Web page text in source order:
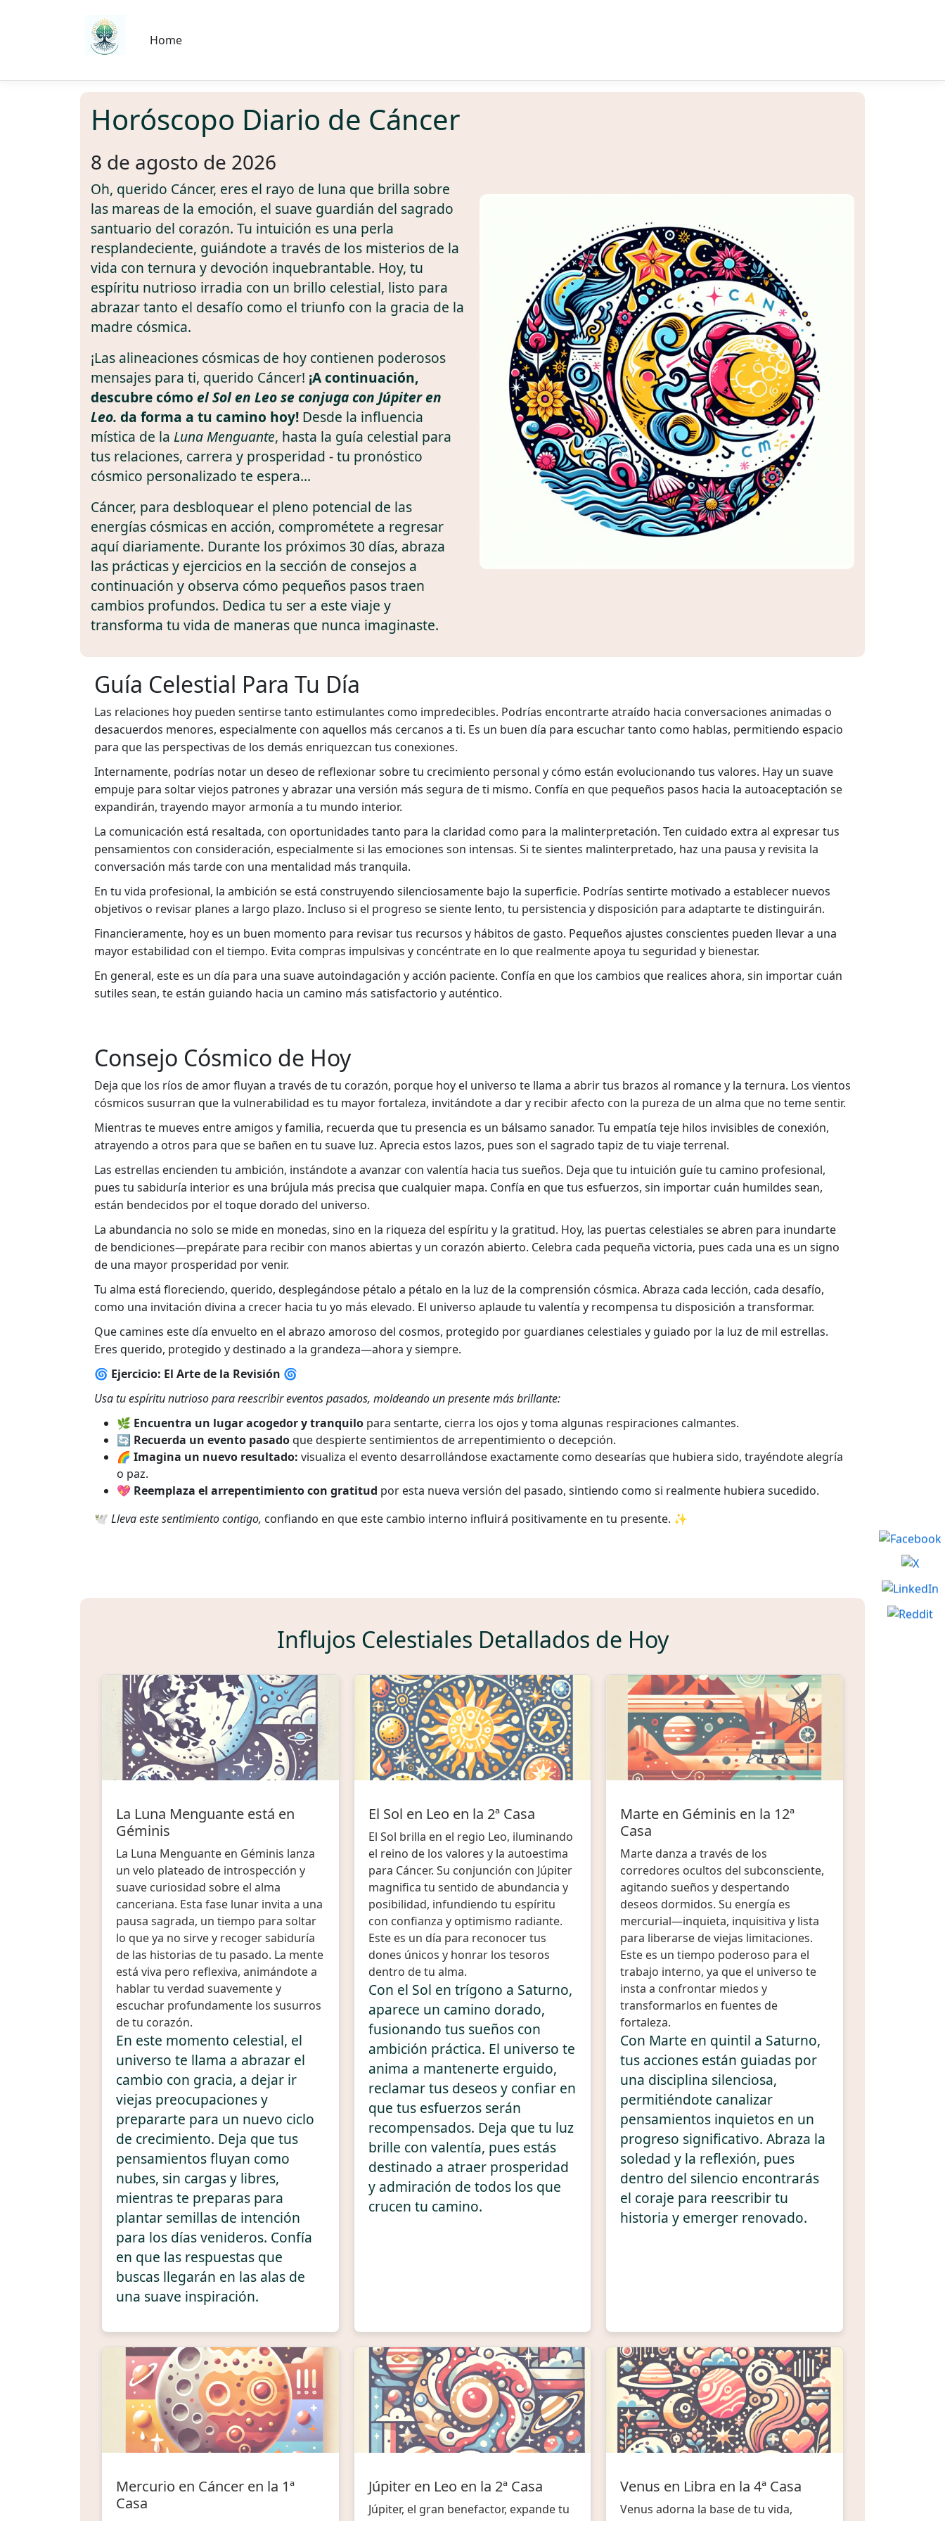
Home
Horóscopo Diario de Cáncer
8 de agosto de 2026
Oh, querido Cáncer, eres el rayo de luna que brilla sobre
las mareas de la emoción, el suave guardián del sagrado
santuario del corazón. Tu intuición es una perla
resplandeciente, guiándote a través de los misterios de la
vida con ternura y devoción inquebrantable. Hoy, tu
espíritu nutrioso irradia con un brillo celestial, listo para
abrazar tanto el desafío como el triunfo con la gracia de la
madre cósmica.
¡Las alineaciones cósmicas de hoy contienen poderosos
mensajes para ti, querido Cáncer! ¡A continuación,
descubre cómo el Sol en Leo se conjuga con Júpiter en
Leo. da forma a tu camino hoy! Desde la influencia
mística de la Luna Menguante, hasta la guía celestial para
tus relaciones, carrera y prosperidad - tu pronóstico
cósmico personalizado te espera...
Cáncer, para desbloquear el pleno potencial de las
energías cósmicas en acción, comprométete a regresar
aquí diariamente. Durante los próximos 30 días, abraza
las prácticas y ejercicios en la sección de consejos a
continuación y observa cómo pequeños pasos traen
cambios profundos. Dedica tu ser a este viaje y
transforma tu vida de maneras que nunca imaginaste.
Guía Celestial Para Tu Día
Las relaciones hoy pueden sentirse tanto estimulantes como impredecibles. Podrías encontrarte atraído hacia conversaciones animadas o
desacuerdos menores, especialmente con aquellos más cercanos a ti. Es un buen día para escuchar tanto como hablas, permitiendo espacio
para que las perspectivas de los demás enriquezcan tus conexiones.
Internamente, podrías notar un deseo de reflexionar sobre tu crecimiento personal y cómo están evolucionando tus valores. Hay un suave
empuje para soltar viejos patrones y abrazar una versión más segura de ti mismo. Confía en que pequeños pasos hacia la autoaceptación se
expandirán, trayendo mayor armonía a tu mundo interior.
La comunicación está resaltada, con oportunidades tanto para la claridad como para la malinterpretación. Ten cuidado extra al expresar tus
pensamientos con consideración, especialmente si las emociones son intensas. Si te sientes malinterpretado, haz una pausa y revisita la
conversación más tarde con una mentalidad más tranquila.
En tu vida profesional, la ambición se está construyendo silenciosamente bajo la superficie. Podrías sentirte motivado a establecer nuevos
objetivos o revisar planes a largo plazo. Incluso si el progreso se siente lento, tu persistencia y disposición para adaptarte te distinguirán.
Financieramente, hoy es un buen momento para revisar tus recursos y hábitos de gasto. Pequeños ajustes conscientes pueden llevar a una
mayor estabilidad con el tiempo. Evita compras impulsivas y concéntrate en lo que realmente apoya tu seguridad y bienestar.
En general, este es un día para una suave autoindagación y acción paciente. Confía en que los cambios que realices ahora, sin importar cuán
sutiles sean, te están guiando hacia un camino más satisfactorio y auténtico.
Consejo Cósmico de Hoy
Deja que los ríos de amor fluyan a través de tu corazón, porque hoy el universo te llama a abrir tus brazos al romance y la ternura. Los vientos
cósmicos susurran que la vulnerabilidad es tu mayor fortaleza, invitándote a dar y recibir afecto con la pureza de un alma que no teme sentir.
Mientras te mueves entre amigos y familia, recuerda que tu presencia es un bálsamo sanador. Tu empatía teje hilos invisibles de conexión,
atrayendo a otros para que se bañen en tu suave luz. Aprecia estos lazos, pues son el sagrado tapiz de tu viaje terrenal.
Las estrellas encienden tu ambición, instándote a avanzar con valentía hacia tus sueños. Deja que tu intuición guíe tu camino profesional,
pues tu sabiduría interior es una brújula más precisa que cualquier mapa. Confía en que tus esfuerzos, sin importar cuán humildes sean,
están bendecidos por el toque dorado del universo.
La abundancia no solo se mide en monedas, sino en la riqueza del espíritu y la gratitud. Hoy, las puertas celestiales se abren para inundarte
de bendiciones—prepárate para recibir con manos abiertas y un corazón abierto. Celebra cada pequeña victoria, pues cada una es un signo
de una mayor prosperidad por venir.
Tu alma está floreciendo, querido, desplegándose pétalo a pétalo en la luz de la comprensión cósmica. Abraza cada lección, cada desafío,
como una invitación divina a crecer hacia tu yo más elevado. El universo aplaude tu valentía y recompensa tu disposición a transformar.
Que camines este día envuelto en el abrazo amoroso del cosmos, protegido por guardianes celestiales y guiado por la luz de mil estrellas.
Eres querido, protegido y destinado a la grandeza—ahora y siempre.
🌀 Ejercicio: El Arte de la Revisión 🌀
Usa tu espíritu nutrioso para reescribir eventos pasados, moldeando un presente más brillante:
🌿 Encuentra un lugar acogedor y tranquilo para sentarte, cierra los ojos y toma algunas respiraciones calmantes.
🔄 Recuerda un evento pasadoque despierte sentimientos de arrepentimiento o decepción.
🌈 Imagina un nuevo resultado: visualiza el evento desarrollándose exactamente como desearías que hubiera sido, trayéndote alegría
o paz.
💖 Reemplaza el arrepentimiento con gratitud por esta nueva versión del pasado, sintiendo como si realmente hubiera sucedido.
🕊️ Lleva este sentimiento contigo, confiando en que este cambio interno influirá positivamente en tu presente. ✨
Influjos Celestiales Detallados de Hoy
La Luna Menguante está en
Géminis
La Luna Menguante en Géminis lanza
un velo plateado de introspección y
suave curiosidad sobre el alma
canceriana. Esta fase lunar invita a una
pausa sagrada, un tiempo para soltar
lo que ya no sirve y recoger sabiduría
de las historias de tu pasado. La mente
está viva pero reflexiva, animándote a
hablar tu verdad suavemente y
escuchar profundamente los susurros
de tu corazón.
En este momento celestial, el
universo te llama a abrazar el
cambio con gracia, a dejar ir
viejas preocupaciones y
prepararte para un nuevo ciclo
de crecimiento. Deja que tus
pensamientos fluyan como
nubes, sin cargas y libres,
mientras te preparas para
plantar semillas de intención
para los días venideros. Confía
en que las respuestas que
buscas llegarán en las alas de
una suave inspiración.
El Sol en Leo en la 2ª Casa
El Sol brilla en el regio Leo, iluminando
el reino de los valores y la autoestima
para Cáncer. Su conjunción con Júpiter
magnifica tu sentido de abundancia y
posibilidad, infundiendo tu espíritu
con confianza y optimismo radiante.
Este es un día para reconocer tus
dones únicos y honrar los tesoros
dentro de tu alma.
Con el Sol en trígono a Saturno,
aparece un camino dorado,
fusionando tus sueños con
ambición práctica. El universo te
anima a mantenerte erguido,
reclamar tus deseos y confiar en
que tus esfuerzos serán
recompensados. Deja que tu luz
brille con valentía, pues estás
destinado a atraer prosperidad
y admiración de todos los que
crucen tu camino.
Marte en Géminis en la 12ª
Casa
Marte danza a través de los
corredores ocultos del subconsciente,
agitando sueños y despertando
deseos dormidos. Su energía es
mercurial—inquieta, inquisitiva y lista
para liberarse de viejas limitaciones.
Este es un tiempo poderoso para el
trabajo interno, ya que el universo te
insta a confrontar miedos y
transformarlos en fuentes de
fortaleza.
Con Marte en quintil a Saturno,
tus acciones están guiadas por
una disciplina silenciosa,
permitiéndote canalizar
pensamientos inquietos en un
progreso significativo. Abraza la
soledad y la reflexión, pues
dentro del silencio encontrarás
el coraje para reescribir tu
historia y emerger renovado.
Mercurio en Cáncer en la 1ª
Casa
Júpiter en Leo en la 2ª Casa
Júpiter, el gran benefactor, expande tu
Venus en Libra en la 4ª Casa
Venus adorna la base de tu vida,